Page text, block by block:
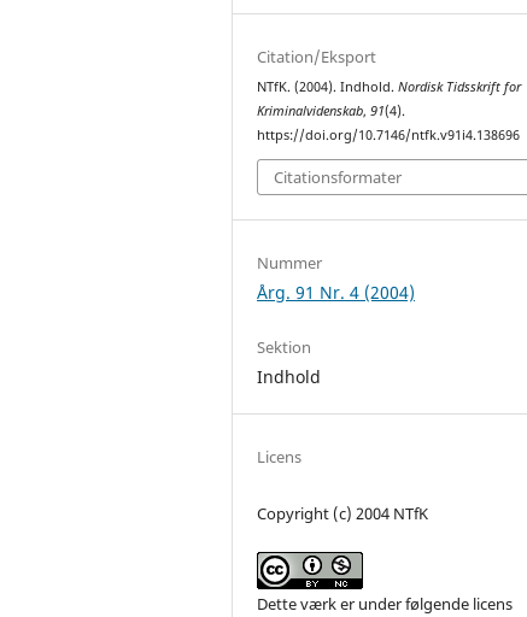
Citation/Eksport
NTfK. (2004). Indhold.Nordisk Tidsskrift for
Kriminalvidenskab,91(4).
https://doi.org/10.7146/ntfk.v91i4.138696
Citationsformater
Nummer
Årg. 91 Nr. 4 (2004)
Sektion
Indhold
Licens
Copyright (c) 2004 NTfK
Dette værk er under følgende licens